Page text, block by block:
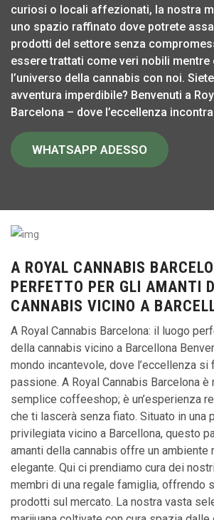
curiosi o locali affezionati, la nostra
uno spazio raffinato dove potrete
prodotti del settore senza
essere trattati come veri nobili mentre
l’universo della cannabis con noi.
avventura imperdibile? Benvenuti a
Barcelona – dove l’eccellenza
WHATSAPP ADESSO
A ROYAL CANNABIS
PERFETTO PER GLI AMANTI
CANNABIS VICINO A
A Royal Cannabis Barcelona: il luogo
della cannabis vicino a Barcellona
mondo incantevole, dove l’eccellenza si
passione. A Royal Cannabis Barcelona è
semplice coffeeshop; è un’esperienza
che ti lascerà senza fiato. Situato in una
privilegiata vicino a Barcellona, questo
amanti della cannabis offre un ambiente
elegante. Qui ci prendiamo cura dei
membri di una regale famiglia, offrendo
prodotti sul mercato. La nostra vasta